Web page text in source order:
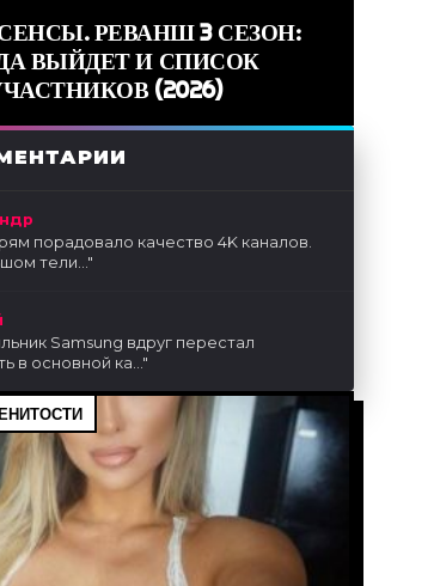
РЕВАНШ 3 СЕЗОН:
ВЫЙДЕТ И СПИСОК
(2026)
порадовало качество 4K каналов.
тели..."
Samsung вдруг перестал
в основной ка..."